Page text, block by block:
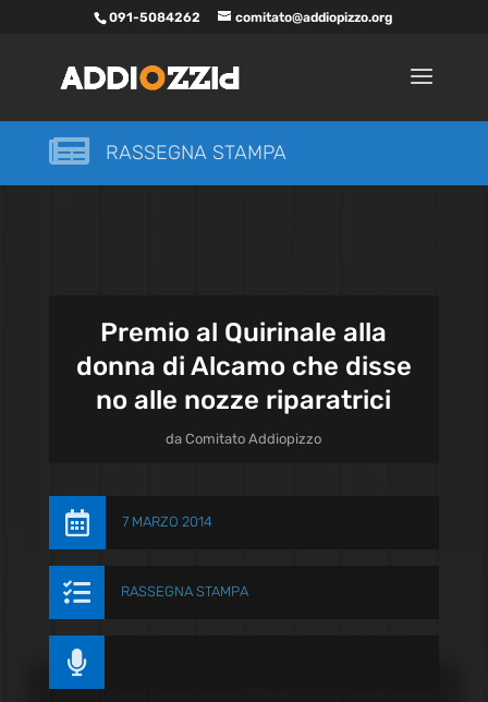
091-5084262 comitato@addiopizzo.org
 RASSEGNA STAMPA
Premio al Quirinale alla
donna di Alcamo che disse
no alle nozze riparatrici
daComitato Addiopizzo
 7 MARZO 2014
 RASSEGNA STAMPA
